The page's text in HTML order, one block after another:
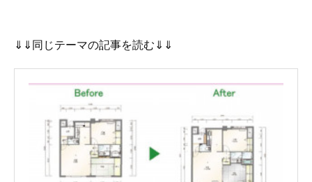
⇓⇓同じテーマの記事を読む⇓⇓